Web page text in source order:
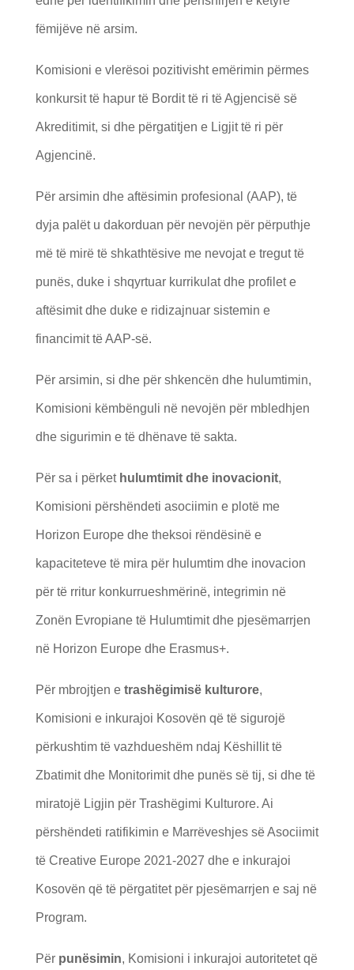
fëmijëve në arsim.
Komisioni e vlerësoi pozitivisht emërimin përmes
konkursit të hapur të Bordit të ri të Agjencisë së
Akreditimit, si dhe përgatitjen e Ligjit të ri për
Agjencinë.
Për arsimin dhe aftësimin profesional (AAP), të
dyja palët u dakorduan për nevojën për përputhje
më të mirë të shkathtësive me nevojat e tregut të
punës, duke i shqyrtuar kurrikulat dhe profilet e
aftësimit dhe duke e ridizajnuar sistemin e
financimit të AAP-së.
Për arsimin, si dhe për shkencën dhe hulumtimin,
Komisioni këmbënguli në nevojën për mbledhjen
dhe sigurimin e të dhënave të sakta.
Për sa i përket hulumtimit dhe inovacionit,
Komisioni përshëndeti asociimin e plotë me
Horizon Europe dhe theksoi rëndësinë e
kapaciteteve të mira për hulumtim dhe inovacion
për të rritur konkurrueshmërinë, integrimin në
Zonën Evropiane të Hulumtimit dhe pjesëmarrjen
në Horizon Europe dhe Erasmus+.
Për mbrojtjen e trashëgimisë kulturore,
Komisioni e inkurajoi Kosovën që të sigurojë
përkushtim të vazhdueshëm ndaj Këshillit të
Zbatimit dhe Monitorimit dhe punës së tij, si dhe të
miratojë Ligjin për Trashëgimi Kulturore. Ai
përshëndeti ratifikimin e Marrëveshjes së Asociimit
të Creative Europe 2021-2027 dhe e inkurajoi
Kosovën që të përgatitet për pjesëmarrjen e saj në
Program.
Për punësimin, Komisioni i inkurajoi autoritetet që